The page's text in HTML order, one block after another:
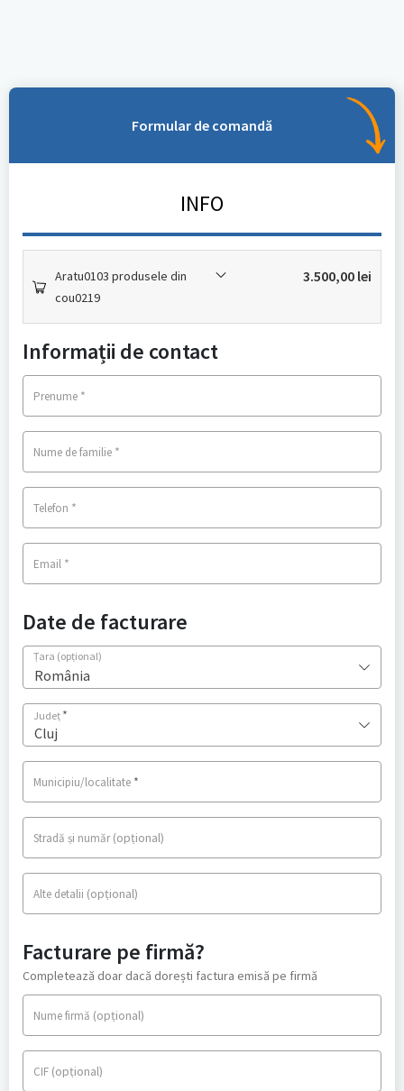
Formular de comandă
INFO
Aratu0103 produsele din
cou0219
3.500,00 lei
Informații de contact
Prenume *
Nume de familie *
Telefon *
Email *
Date de facturare
Țara (opțional)
România
Județ *
Cluj
Municipiu/localitate *
Stradă și număr(opțional)
Alte detalii (opțional)
Facturare pe firmă?
Completează doar dacă dorești factura emisă pe firmă
Nume firmă (opțional)
CIF (opțional)